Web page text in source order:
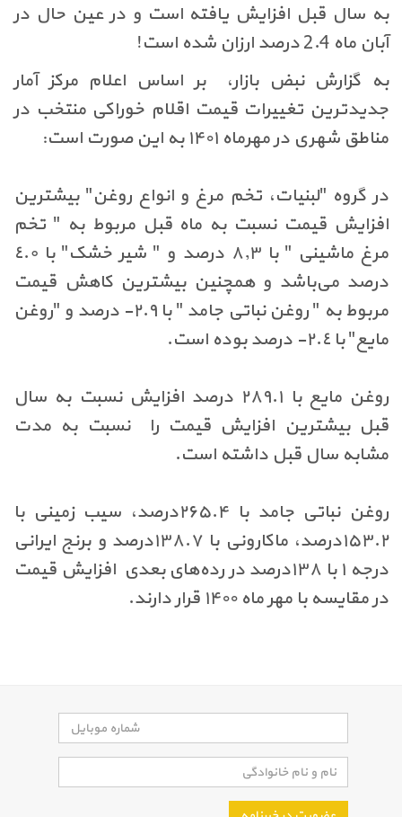
به سال قبل افزایش یافته است و در عین حال در
آبان ماه 2.4 درصد ارزان شده است
!
به گزارش نبض بازار،
بر اساس اعلام مرکز آمار
جدیدترین تغییرات قیمت اقلام خوراکی منتخب در
مناطق شهری در مهرماه ۱۴۰۱ به این صورت است
:
در گروه "لبنیات، تخم مرغ و انواع روغن" بیشترین
افزایش قیمت نسبت به ماه قبل مربوط به " تخم
مرغ ماشینی " با ٨,٣ درصد و " شیر خشک" با ٤.٠
درصد می‌باشد و همچنین بیشترین کاهش قیمت
مربوط به " روغن نباتی جامد " با ٢.٩- درصد و "روغن
مایع" با ٢.٤- درصد بوده است
.
روغن مایع با ۲۸۹.۱ درصد افزایش نسبت به سال
قبل بیشترین افزایش قیمت را نسبت به مدت
مشابه سال قبل داشته است.
روغن نباتی جامد با ۲۶۵.۴درصد، سیب زمینی با
۱۵۳.۲درصد، ماکارونی با ۱۳۸.۷درصد و برنج ایرانی
درجه ۱ با ۱۳۸درصد در رده‌های بعدی افزایش قیمت
در مقایسه با مهر ماه ۱۴۰۰ قرار دارند
.